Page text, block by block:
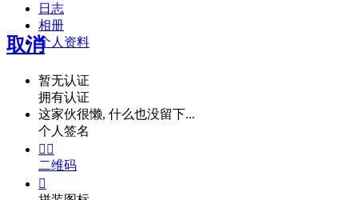
日志
相册
个人资料
取消
暂无认证
拥有认证
这家伙很懒, 什么也没留下...
个人签名
 
二维码
